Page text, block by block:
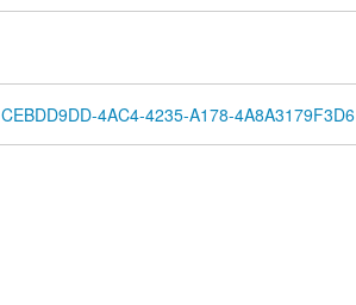
CEBDD9DD-4AC4-4235-A178-4A8A3179F3D6